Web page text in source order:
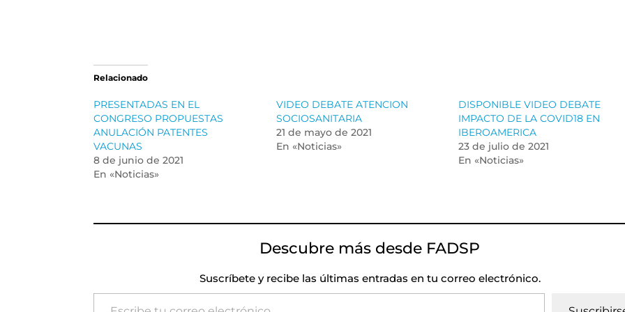
Relacionado
PRESENTADAS EN EL
CONGRESO PROPUESTAS
ANULACIÓN PATENTES
VACUNAS
8 de junio de 2021
En «Noticias»
VIDEO DEBATE ATENCION
SOCIOSANITARIA
21 de mayo de 2021
En «Noticias»
DISPONIBLE VIDEO DEBATE
IMPACTO DE LA COVID18 EN
IBEROAMERICA
23 de julio de 2021
En «Noticias»
Descubre más desde FADSP
Suscríbete y recibe las últimas entradas en tu correo electrónico.
Escribe tu correo electrónico…